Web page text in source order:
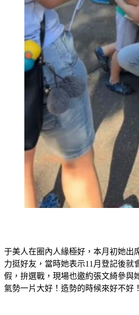
于美人在圈內人緣極好，本月初她出
力挺好友，當時她表示11月登記後就
假，拚選戰，現場也邀約張文綺參與
氣勢一片大好！造勢的時候來好不好